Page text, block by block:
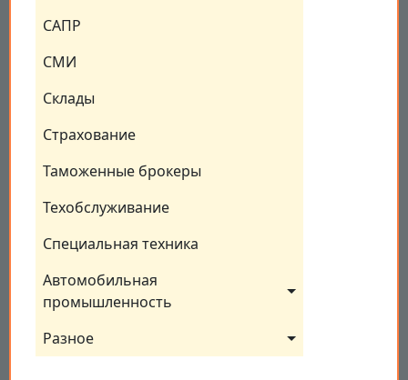
САПР
СМИ
Склады
Страхование
Таможенные брокеры
Техобслуживание
Специальная техника
Автомобильная
промышленность
Разное